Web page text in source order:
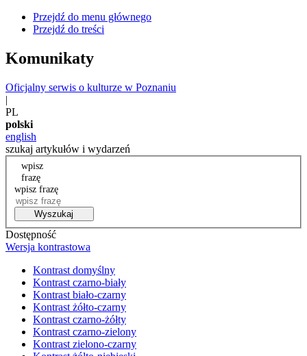
Przejdź do menu głównego
Przejdź do treści
Komunikaty
Oficjalny serwis o kulturze w Poznaniu
|
PL
polski
english
szukaj artykułów i wydarzeń
wpisz
frazę
wpisz frazę
Wyszukaj
Dostępność
Wersja kontrastowa
Kontrast domyślny
Kontrast czarno-biały
Kontrast biało-czarny
Kontrast żółto-czarny
Kontrast czarno-żółty
Kontrast czarno-zielony
Kontrast zielono-czarny